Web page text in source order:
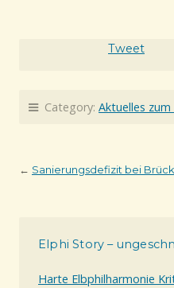
Tweet
Category: Aktuelles
← Sanierungsdefizit bei
Elphi Story –
Harte Elbphilharmonie